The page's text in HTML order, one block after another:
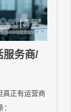
服务商/
真正有运营商